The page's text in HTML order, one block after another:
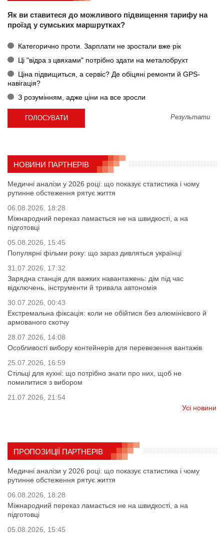
Як ви ставитеся до можливого підвищення тарифу на
проїзд у сумських маршрутках?
Категорично проти. Зарплати не зростали вже рік
Ці "відра з цвяхами" потрібно здати на металобрухт
Ціна підвищиться, а сервіс? Де обіцяні ремонти й GPS-
навігація?
З розумінням, адже ціни на все зросли
Результати
НОВИНИ ПАРТНЕРІВ
Медичні аналізи у 2026 році: що показує статистика і чому
рутинне обстеження рятує життя
06.08.2026, 18:28
Міжнародний переказ ламається не на швидкості, а на
підготовці
05.08.2026, 15:45
Популярні фільми року: що зараз дивляться українці
31.07.2026, 17:32
Зарядна станція для важких навантажень: дім під час
відключень, інструменти й тривала автономія
30.07.2026, 00:43
Екстремальна фіксація: коли не обійтися без алюмінієвого й
армованого скотчу
28.07.2026, 14:08
Особливості вибору контейнерів для перевезення вантажів
25.07.2026, 16:59
Стільці для кухні: що потрібно знати про них, щоб не
помилитися з вибором
21.07.2026, 21:54
Усі новини
ПРОПОЗИЦІЇ ПАРТНЕРІВ
Медичні аналізи у 2026 році: що показує статистика і чому
рутинне обстеження рятує життя
06.08.2026, 18:28
Міжнародний переказ ламається не на швидкості, а на
підготовці
05.08.2026, 15:45